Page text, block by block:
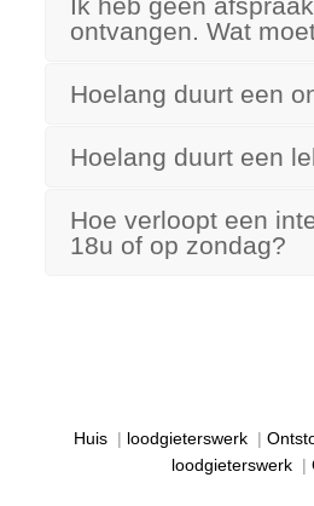
ontvangen. Wat
Hoelang duurt een
Hoelang duurt een
Hoe verloopt een
18u of op zondag?
Huis | loodgieterswerk |
loodgieterswerk|